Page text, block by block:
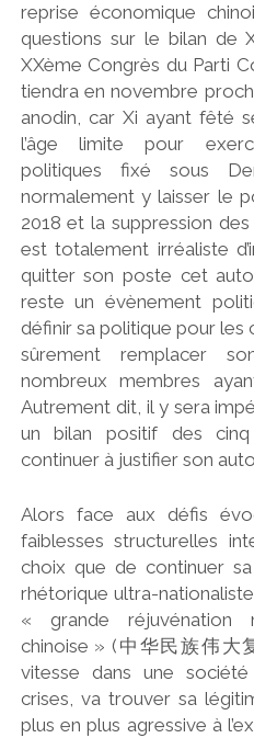
reprise économique
questions sur le bilan de
XXème Congrès du Parti
tiendra en novembre
anodin, car Xi ayant fêté
l’âge limite pour
politiques fixé sous
normalement y laisser le
2018 et la suppression
est totalement irréaliste
quitter son poste cet
reste un évènement
définir sa politique pour les
sûrement remplacer
nombreux membres
Autrement dit, il y sera
un bilan positif des
continuer à justifier son
Alors face aux défis
faiblesses structurelles
choix que de continuer
rhétorique ultra-
« grande réjuvénation
chinoise » ( 中华民族伟大
vitesse dans une
crises, va trouver sa
plus en plus agressive à